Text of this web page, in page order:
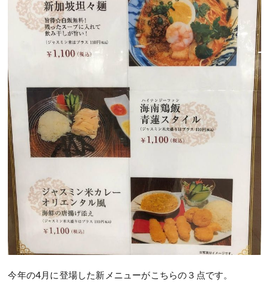
今年の4月に登場した新メニューがこちらの３点です。